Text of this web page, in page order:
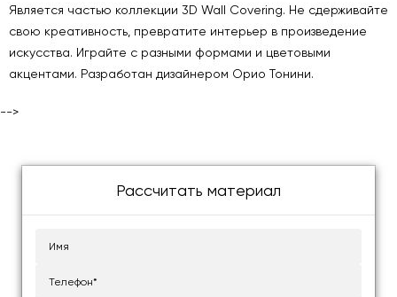
Является частью коллекции 3D Wall Covering. Не сдерживайте
свою креативность, превратите интерьер в произведение
искусства. Играйте с разными формами и цветовыми
акцентами. Разработан дизайнером Орио Тонини.
-->
Рассчитать материал